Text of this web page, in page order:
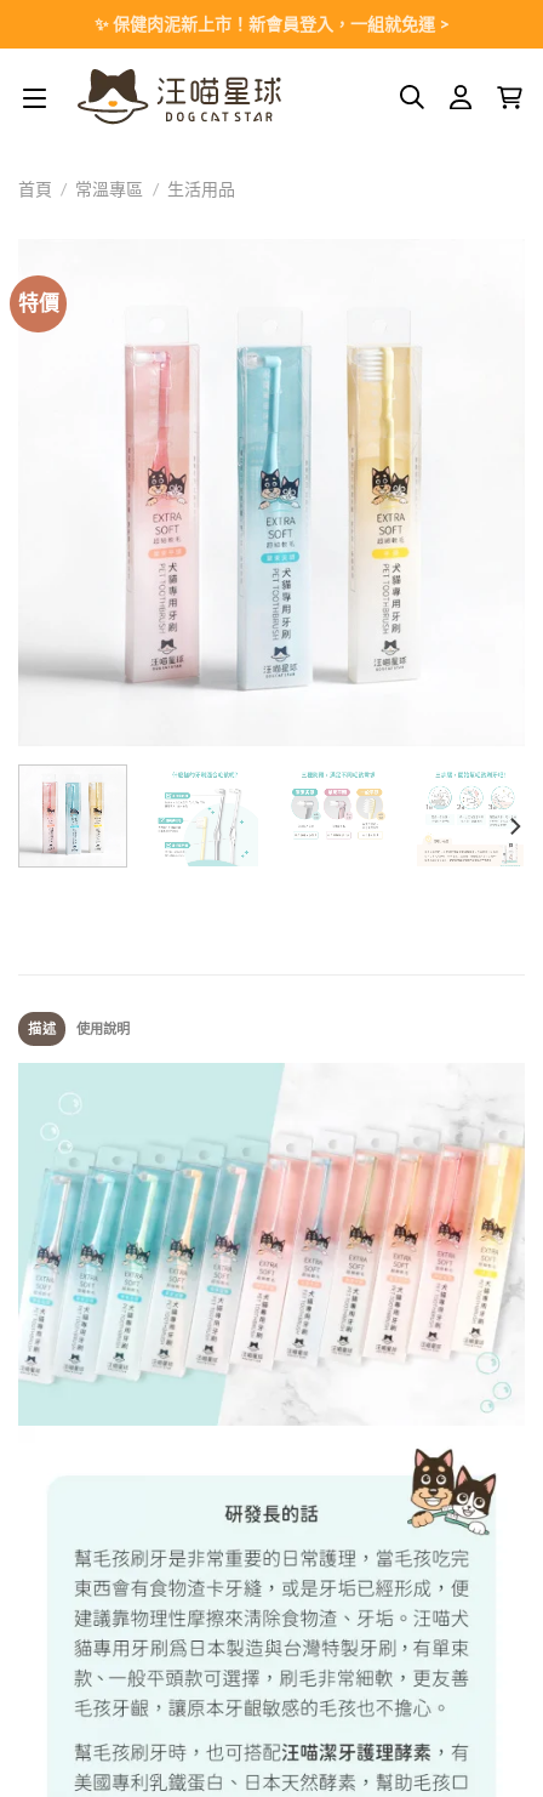
✨ 保健肉泥新上市！新會員登入，一組就免運 >
首頁 / 常溫專區 / 生活用品
特價
描述 使用說明